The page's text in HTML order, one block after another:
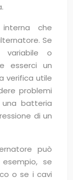
interna che
Se
o
esserci un
verifica utile
problemi
una batteria
di un
può
se
o se i cavi